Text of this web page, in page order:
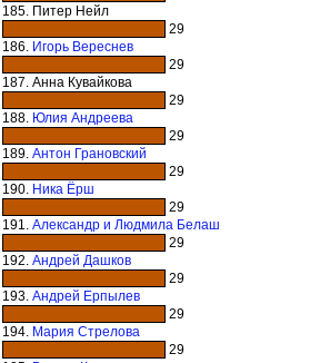
185. Питер Нейл
29
186. Игорь Вереснев
29
187. Анна Кувайкова
29
188. Юлия Андреева
29
189. Антон Грановский
29
190. Ника Ёрш
29
191. Александр и Людмила Белаш
29
192. Андрей Дашков
29
193. Андрей Ерпылев
29
194. Мария Стрелова
29